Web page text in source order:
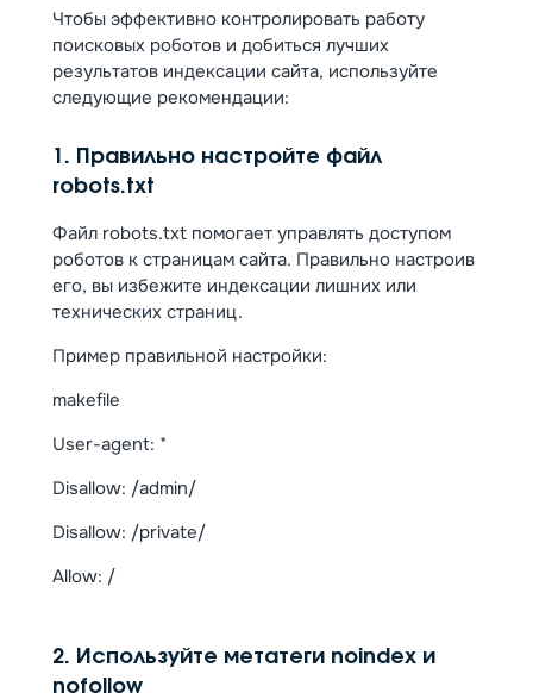
Чтобы эффективно контролировать работу
поисковых роботов и добиться лучших
результатов индексации сайта, используйте
следующие рекомендации:
1. Правильно настройте файл
robots.txt
Файл robots.txt помогает управлять доступом
роботов к страницам сайта. Правильно настроив
его, вы избежите индексации лишних или
технических страниц.
Пример правильной настройки:
makefile
User-agent: *
Disallow: /admin/
Disallow: /private/
Allow: /
2. Используйте метатеги noindex и
nofollow